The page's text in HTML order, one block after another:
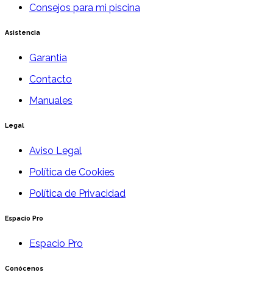
Consejos para mi piscina
Asistencia
Garantia
Contacto
Manuales
Legal
Aviso Legal
Política de Cookies
Política de Privacidad
Espacio Pro
Espacio Pro
Conócenos